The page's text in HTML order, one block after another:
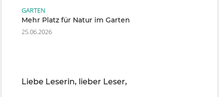
GARTEN
Mehr Platz für Natur im Garten
25.06.2026
Liebe Leserin, lieber Leser,